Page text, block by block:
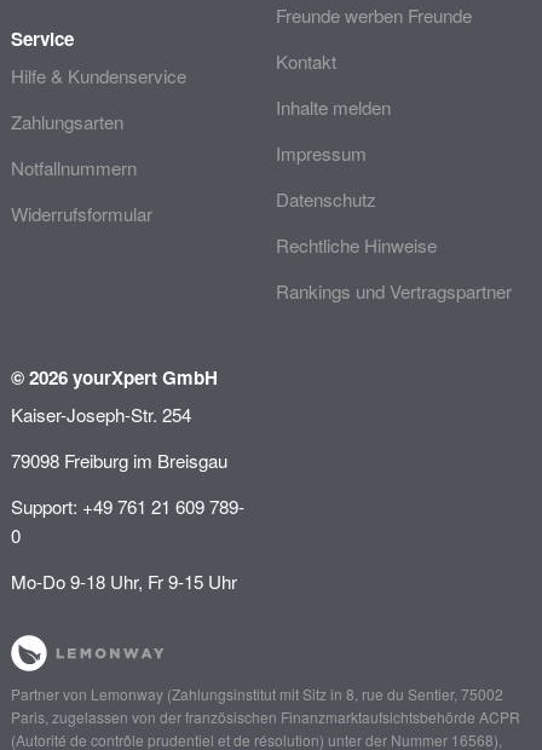
Service
Hilfe & Kundenservice
Zahlungsarten
Notfallnummern
Widerrufsformular
Freunde werben Freunde
Kontakt
Inhalte melden
Impressum
Datenschutz
Rechtliche Hinweise
Rankings und Vertragspartner
© 2026 yourXpert GmbH
Kaiser-Joseph-Str. 254
79098 Freiburg im Breisgau
Support: +49 761 21 609 789-
0
Mo-Do 9-18 Uhr, Fr 9-15 Uhr
Partner von Lemonway(Zahlungsinstitut mit Sitz in 8, rue du Sentier, 75002
Paris, zugelassen von der französischen Finanzmarktaufsichtsbehörde ACPR
(Autorité de contrôle prudentiel et de résolution) unter der Nummer 16568),